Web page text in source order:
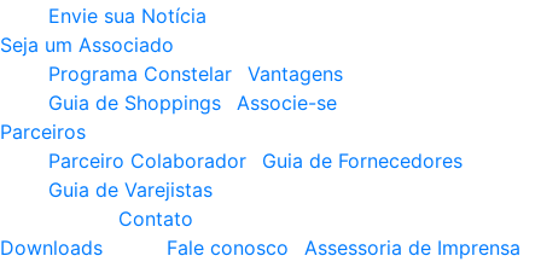
Envie sua Notícia
Seja um Associado
Programa Constelar
Vantagens
Guia de Shoppings
Associe-se
Parceiros
Parceiro Colaborador
Guia de Fornecedores
Guia de Varejistas
Downloads
Contato
Fale conosco
Assessoria de Imprensa